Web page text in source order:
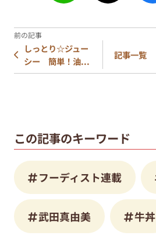
しっとり☆ジュー
シー 簡単！油...
記事一覧
この記事のキーワード
フーディスト連載
武田真由美 牛丼